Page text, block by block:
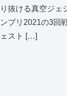
り抜ける真空ジェ
ンプリ2021の3回
ェスト […]